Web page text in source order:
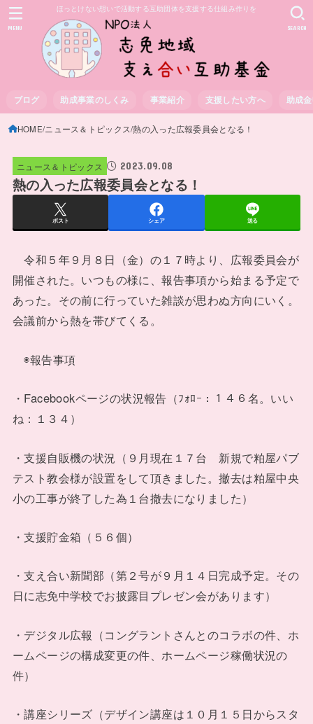
ほっとけない想いで活動する互助団体を支援する仕組み作りを
ブログ 助成事業のしくみ 事業紹介 支援したい方へ 助成
SEARCH
MENU
HOME ニュース＆トピックス 熱の入った広報委員会となる！
ニュース＆トピックス 2023.09.08
熱の入った広報委員会となる！
ポスト シェア 送る
令和５年９月８日（金）の１７時より、広報委員会が
開催された。いつもの様に、報告事項から始まる予定で
あった。その前に行っていた雑談が思わぬ方向にいく。
会議前から熱を帯びてくる。
◉報告事項
・Facebookページの状況報告（ﾌｫﾛｰ：１４６名。いい
ね：１３４）
・支援自販機の状況（９月現在１７台 新規で粕屋パブ
テスト教会様が設置をして頂きました。撤去は粕屋中央
小の工事が終了した為１台撤去になりました）
・支援貯金箱（５６個）
・支え合い新聞部（第２号が９月１４日完成予定。その
日に志免中学校でお披露目プレゼン会があります）
・デジタル広報（コングラントさんとのコラボの件、ホ
ームページの構成変更の件、ホームページ稼働状況の
件）
・講座シリーズ（デザイン講座は１０月１５日からスタ